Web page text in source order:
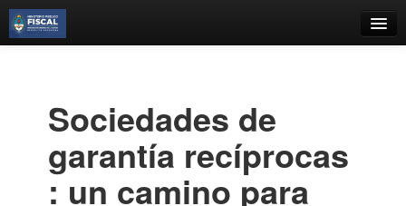
Estantes Virtuales
Sociedades de
garantía recíprocas
: un camino para